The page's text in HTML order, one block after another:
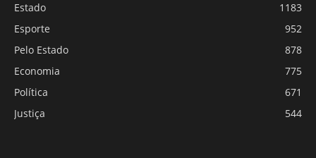
Estado
1183
Esporte
952
Pelo Estado
878
Economia
775
Política
671
Justiça
544